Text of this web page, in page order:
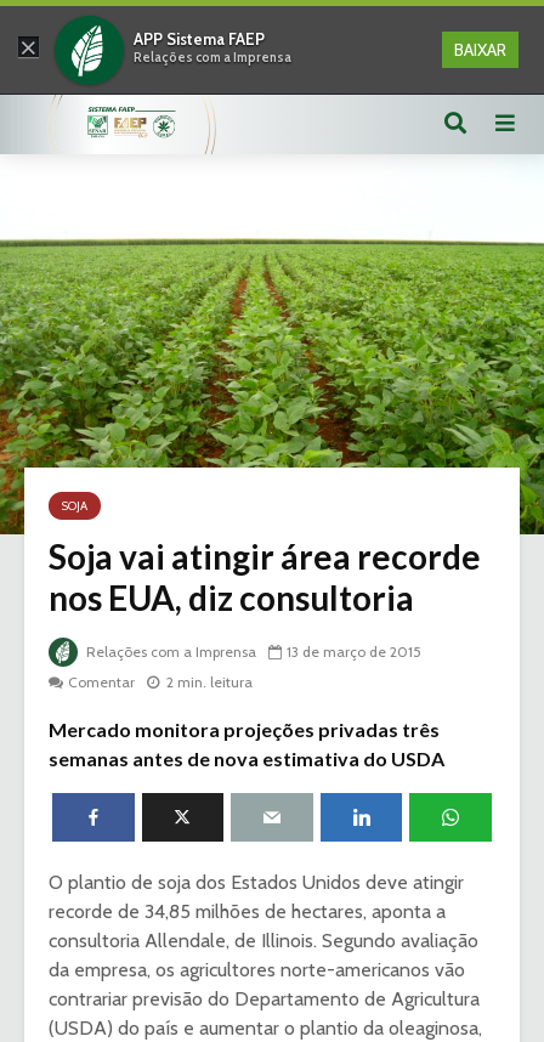
× APP Sistema FAEP
Relações com a Imprensa BAIXAR
SOJA
Soja vai atingir área recorde
nos EUA, diz consultoria
Relações com a Imprensa
13 de março de 2015
Comentar
2 min. leitura
Mercado monitora projeções privadas três
semanas antes de nova estimativa do USDA
O plantio de soja dos Estados Unidos deve atingir
recorde de 34,85 milhões de hectares, aponta a
consultoria Allendale, de Illinois. Segundo avaliação
da empresa, os agricultores norte-americanos vão
contrariar previsão do Departamento de Agricultura
(USDA) do país e aumentar o plantio da oleaginosa,